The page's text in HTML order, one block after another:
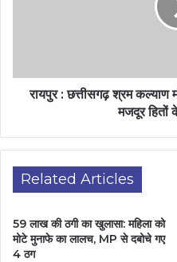
रायपुर : छत्तीसगढ़ श्रम
मजदूर
Related Articles
59 लाख की ठगी का खुलासा: महिला को
मोटे मुनाफे का लालच, MP से दबोचे गए
4 ठग